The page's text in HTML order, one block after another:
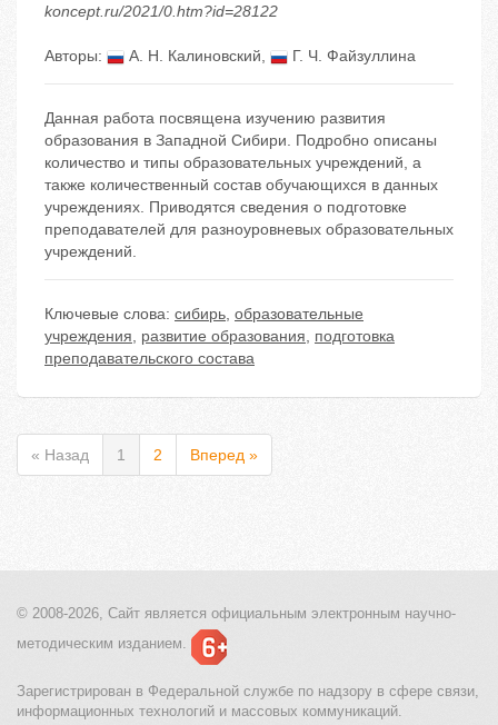
koncept.ru/2021/0.htm?id=28122
Авторы: А. Н. Калиновский, Г. Ч. Файзуллина
Данная работа посвящена изучению развития
образования в Западной Сибири. Подробно описаны
количество и типы образовательных учреждений, а
также количественный состав обучающихся в данных
учреждениях. Приводятся сведения о подготовке
преподавателей для разноуровневых образовательных
учреждений.
Ключевые слова: сибирь, образовательные
учреждения, развитие образования, подготовка
преподавательского состава
« Назад 1 2 Вперед »
© 2008-2026, Сайт является официальным электронным научно-
методическим изданием.
Зарегистрирован в Федеральной службе по надзору в сфере связи,
информационных технологий и массовых коммуникаций.